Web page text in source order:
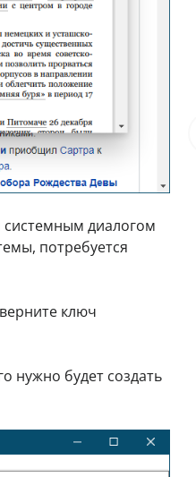
системным диалогом
потребуется
ключ
нужно будет создать